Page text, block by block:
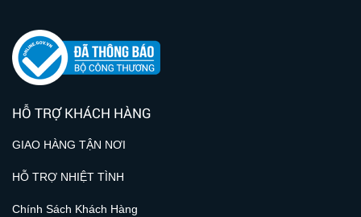
HỖ TRỢ KHÁCH HÀNG
GIAO HÀNG TẬN NƠI
HỖ TRỢ NHIỆT TÌNH
Chính Sách Khách Hàng